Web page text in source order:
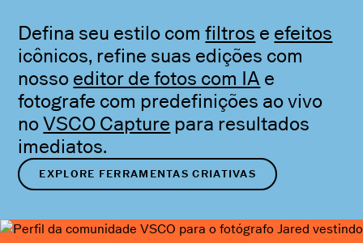
Defina seu estilo comfiltros e efeitos
icônicos, refine suas edições com
nosso editor de fotos com IA e
fotografe com predefinições ao vivo
noVSCO Capture para resultados
imediatos.
EXPLORE FERRAMENTAS CRIATIVAS